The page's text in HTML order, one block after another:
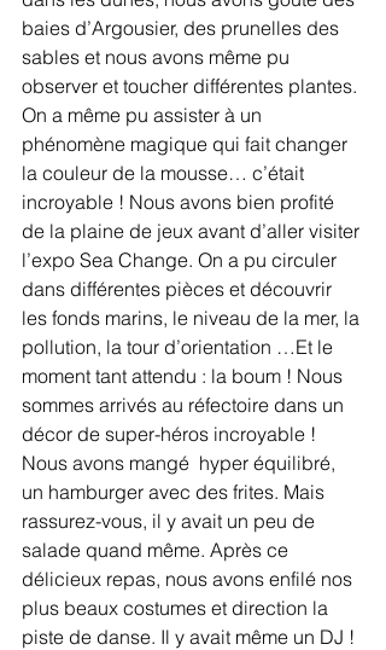
baies d’Argousier, des prunelles des
sables et nous avons même pu
observer et toucher différentes plantes.
On a même pu assister à un
phénomène magique qui fait changer
la couleur de la mousse… c’était
incroyable ! Nous avons bien profité
de la plaine de jeux avant d’aller visiter
l’expo Sea Change. On a pu circuler
dans différentes pièces et découvrir
les fonds marins, le niveau de la mer, la
pollution, la tour d’orientation …Et le
moment tant attendu : la boum ! Nous
sommes arrivés au réfectoire dans un
décor de super-héros incroyable !
Nous avons mangé  hyper équilibré,
un hamburger avec des frites. Mais
rassurez-vous, il y avait un peu de
salade quand même. Après ce
délicieux repas, nous avons enfilé nos
plus beaux costumes et direction la
piste de danse. Il y avait même un DJ !